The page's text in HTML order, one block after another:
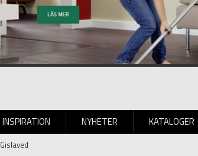
INSPIRATION NYHETER KATALOGER